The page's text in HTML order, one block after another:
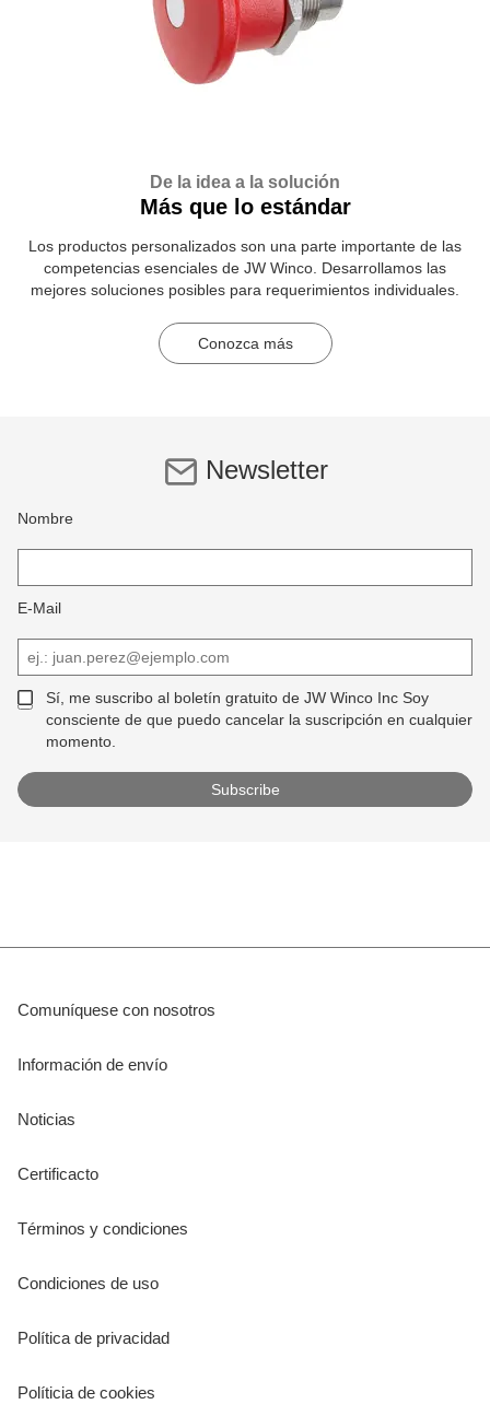
De la idea a la solución
Más que lo estándar
Los productos personalizados son una parte importante de las
competencias esenciales de JW Winco. Desarrollamos las
mejores soluciones posibles para requerimientos individuales.
Conozca más
Newsletter
Nombre
E-Mail
Sí, me suscribo al boletín gratuito de JW Winco Inc Soy
consciente de que puedo cancelar la suscripción en cualquier
momento.
Comuníquese con nosotros
Información de envío
Noticias
Certificacto
Términos y condiciones
Condiciones de uso
Política de privacidad
Políticia de cookies